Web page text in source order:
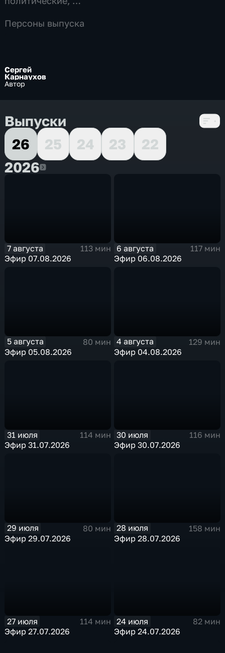
Персоны выпуска
Сергей
Карнаухов
Автор
Выпуски
26
25 24 23
22
20262026
7 августа
113 мин
Эфир 07.08.2026
6 августа
117 мин
Эфир 06.08.2026
5 августа
80 мин
Эфир 05.08.2026
4 августа
129 мин
Эфир 04.08.2026
31 июля
114 мин
Эфир 31.07.2026
30 июля
116 мин
Эфир 30.07.2026
29 июля
80 мин
Эфир 29.07.2026
28 июля
158 мин
Эфир 28.07.2026
27 июля
114 мин
Эфир 27.07.2026
24 июля
82 мин
Эфир 24.07.2026